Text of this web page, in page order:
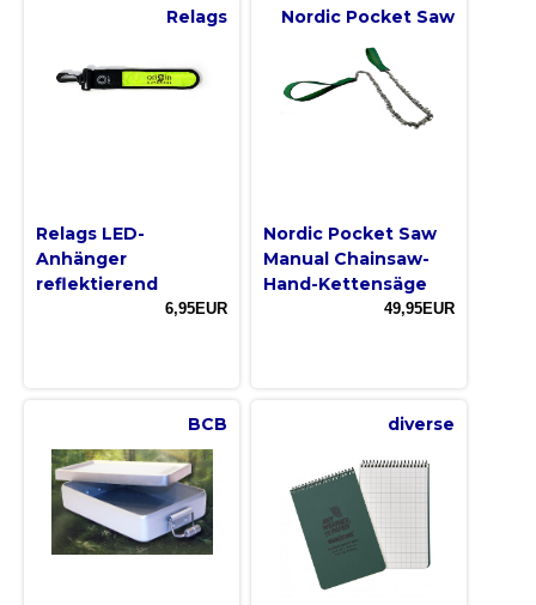
Relags
Relags LED-
Anhänger
reflektierend
6,95EUR
Nordic Pocket Saw
Nordic Pocket Saw
Manual Chainsaw-
Hand-Kettensäge
49,95EUR
BCB diverse